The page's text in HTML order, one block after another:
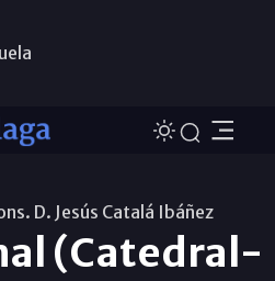
D. Jesús Catalá Ibáñez
(Catedral-